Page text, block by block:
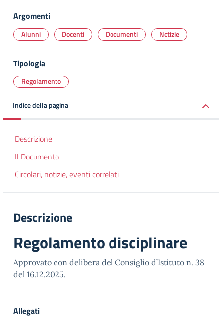
Argomenti
Alunni Docenti Documenti Notizie
Tipologia
Regolamento
Indice della pagina
Descrizione
Il Documento
Circolari, notizie, eventi correlati
Descrizione
Regolamento disciplinare
Approvato con delibera del Consiglio d’Istituto n. 38
del 16.12.2025.
Allegati